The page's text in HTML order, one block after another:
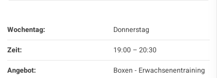
Wochentag:
Donnerstag
Zeit:
19:00 – 20:30
Angebot:
Boxen - Erwachsenentraining